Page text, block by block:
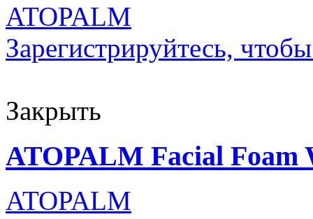
ATOPALM
Зарегистрируйтесь,
Закрыть
ATOPALM Facial Foam
ATOPALM